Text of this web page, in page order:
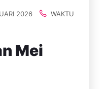
2026
WAKTU
Mei